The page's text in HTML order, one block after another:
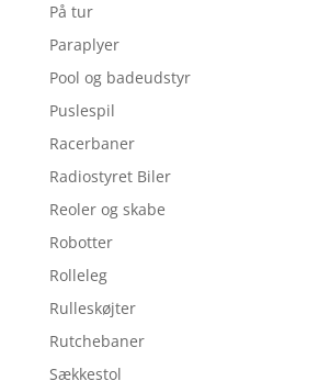
På tur
Paraplyer
Pool og badeudstyr
Puslespil
Racerbaner
Radiostyret Biler
Reoler og skabe
Robotter
Rolleleg
Rulleskøjter
Rutchebaner
Sækkestol